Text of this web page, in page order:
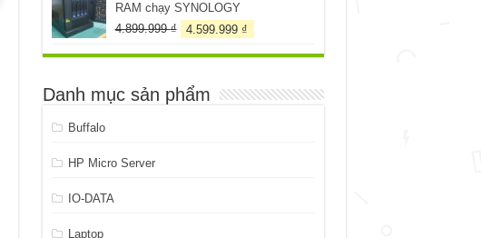
RAM chạy SYNOLOGY
4.899.999₫
Giá
là:
4.599.999 ₫
tại
4.599.999 ₫.
Danh mục sản phẩm
Buffalo
HP Micro Server
IO-DATA
Laptop